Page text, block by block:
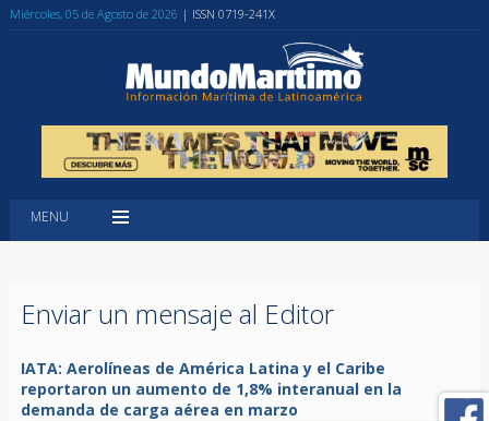
Miércoles, 05 de Agosto de 2026 | ISSN 0719-241X
MENU
Enviar un mensaje al Editor
IATA: Aerolíneas de América Latina y el Caribe
reportaron un aumento de 1,8% interanual en la
demanda de carga aérea en marzo